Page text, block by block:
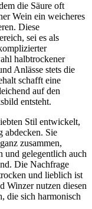
die Säure oft
Wein ein weicheres
Diese
sei es als
halbtrockener
Anlässe stets die
schafft eine
auf den
entsteht.
Stil entwickelt,
abdecken. Sie
zusammen,
und gelegentlich auch
Die Nachfrage
und lieblich ist
Winzer nutzen diesen
die sich harmonisch